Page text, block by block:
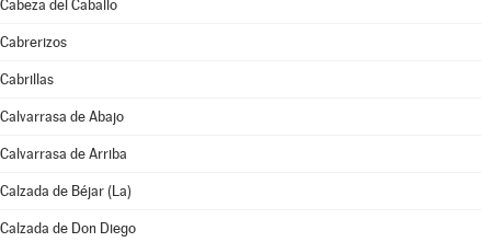
Cabeza del Caballo
Cabrerizos
Cabrillas
Calvarrasa de Abajo
Calvarrasa de Arriba
Calzada de Béjar (La)
Calzada de Don Diego